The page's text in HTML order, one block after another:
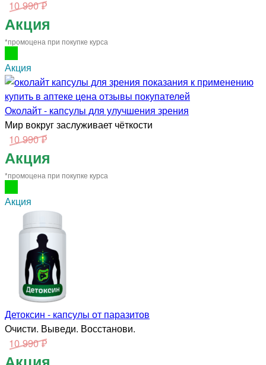
10 990 ₽
Акция
*промоцена при покупке курса
Акция
Околайт - капсулы для улучшения зрения
Мир вокруг заслуживает чёткости
10 990 ₽
Акция
*промоцена при покупке курса
Акция
Детоксин - капсулы от паразитов
Очисти. Выведи. Восстанови.
10 990 ₽